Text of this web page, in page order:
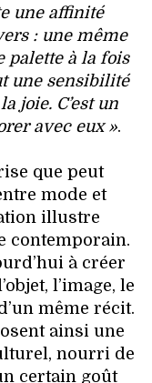
une affinité
: une même
palette à la fois
une sensibilité
joie. C’est un
avec eux ».
que peut
mode et
illustre
contemporain.
à créer
l’image, le
même récit.
ainsi une
nourri de
certain goût